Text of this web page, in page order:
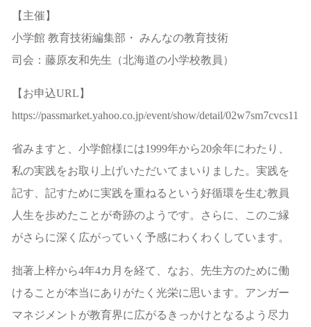
【主催】
小学館 教育技術編集部・ みんなの教育技術
司会：藤原友和先生（北海道の小学校教員）
【お申込URL】
https://passmarket.yahoo.co.jp/event/show/detail/
省みますと、小学館様には1999年から20余年にわたり、
私の実践をお取り上げいただいてまいりました。実践を
記す、記すために実践を重ねるという好循環を生む教員
人生を歩めたことが奇跡のようです。さらに、このご縁
がさらに深く広がっていく予感にわくわくしています。
拙著上梓から4年4カ月を経て、なお、先生方のために働
けることが本当にありがたく光栄に思います。アンガー
マネジメントが教育界に広がるきっかけとなるよう尽力